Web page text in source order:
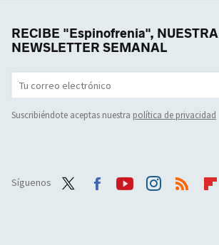
RECIBE "Espinofrenia", NUESTRA
NEWSLETTER SEMANAL
Suscribiéndote aceptas nuestra política de privacidad
Síguenos